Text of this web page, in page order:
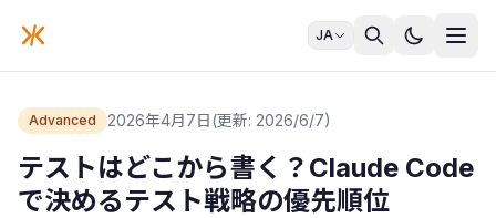
JA
Advanced 2026年4月7日(更新: 2026/6/7)
テストはどこから書く？Claude Code
で決めるテスト戦略の優先順位